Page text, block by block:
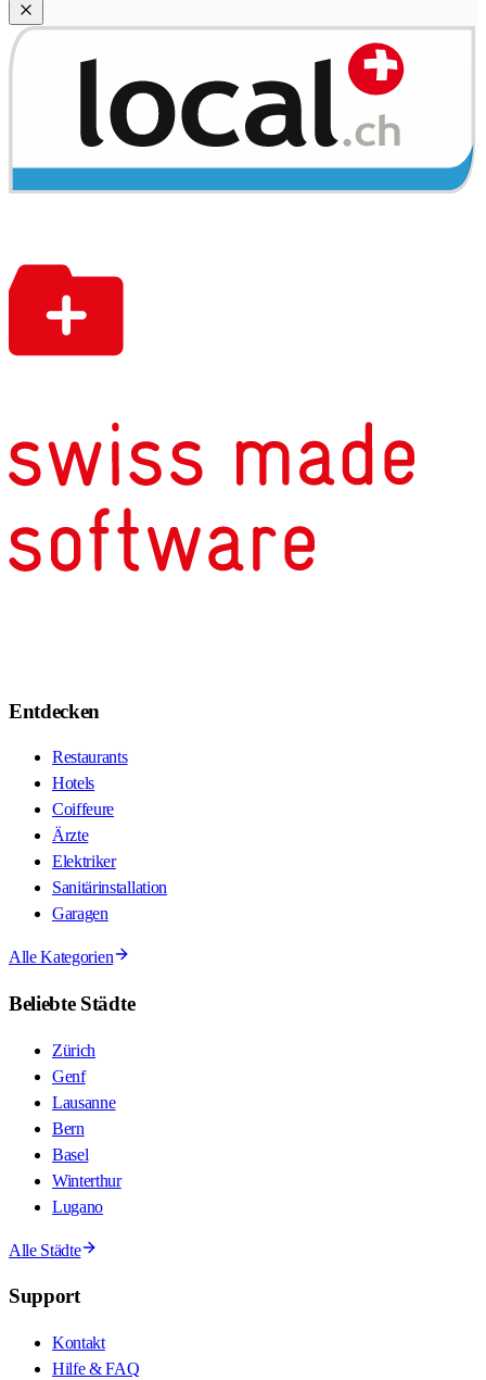
Entdecken
Restaurants
Hotels
Coiffeure
Ärzte
Elektriker
Sanitärinstallation
Garagen
Alle Kategorien
Beliebte Städte
Zürich
Genf
Lausanne
Bern
Basel
Winterthur
Lugano
Alle Städte
Support
Kontakt
Hilfe & FAQ